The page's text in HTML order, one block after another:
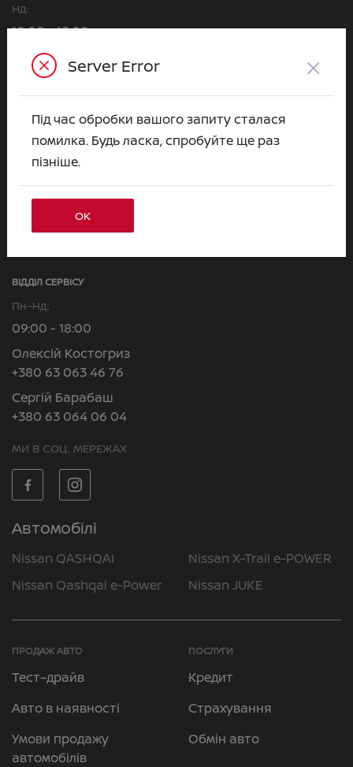
Нд:
10:00 - 18:00
Наталія Ус
+380 63 063 31 37
Марія Кучерява
+380 63 063 31 03
Валерія Липовська
+380 63 063 50 99
Євгеній Куценко
Альона Горобець
ВІДДІЛ CЕРВІСУ
Пн–Нд:
09:00 - 18:00
Олексій Костогриз
+380 63 063 46 76
Сергій Барабаш
+380 63 064 06 04
МИ В СОЦ. МЕРЕЖАХ
Автомобілі
Nissan QASHQAI
Nissan X-Trail e-POWER
Nissan Qashqai e-Power
Nissan JUKE
ПРОДАЖ АВТО
Тест–драйв
Авто в наявності
Умови продажу
автомобілів
ПОСЛУГИ
Кредит
Страхування
Обмін авто
Server Error ×
Під час обробки вашого запиту сталася
помилка. Будь ласка, спробуйте ще раз
пізніше.
ОК